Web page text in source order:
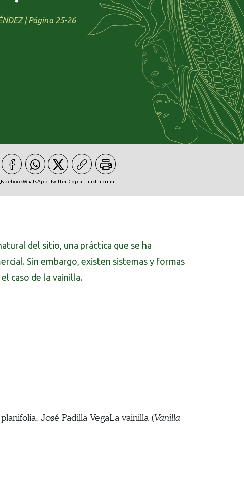
| Página 25-26
FacebookWhatsApp Twitter Copiar LinkImprimir
del sitio, una práctica que se ha
Sin embargo, existen sistemas y formas
caso de la vainilla.
José Padilla VegaLa vainilla (Vanilla